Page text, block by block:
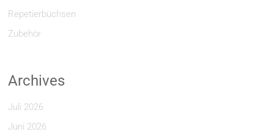
Repetierbüchsen
Zubehör
Archives
Juli 2026
Juni 2026